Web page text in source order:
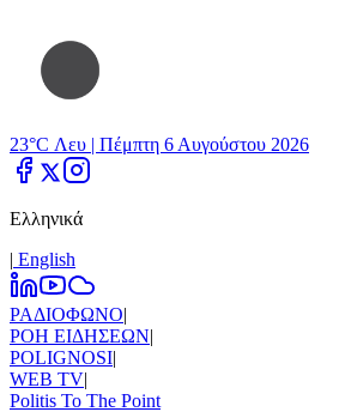
23°C Λευ | Πέμπτη 6 Αυγούστου 2026
Ελληνικά
| Εnglish
ΡΑΔΙΟΦΩΝΟ|
ΡΟΗ ΕΙΔΗΣΕΩΝ|
POLIGNOSI|
WEB TV|
Politis To The Point